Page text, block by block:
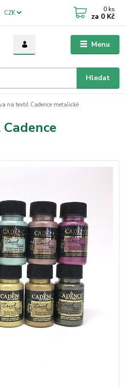
Menu
CZK
Hledat
0 ks
za 0 Kč
na textil Cadence metalické